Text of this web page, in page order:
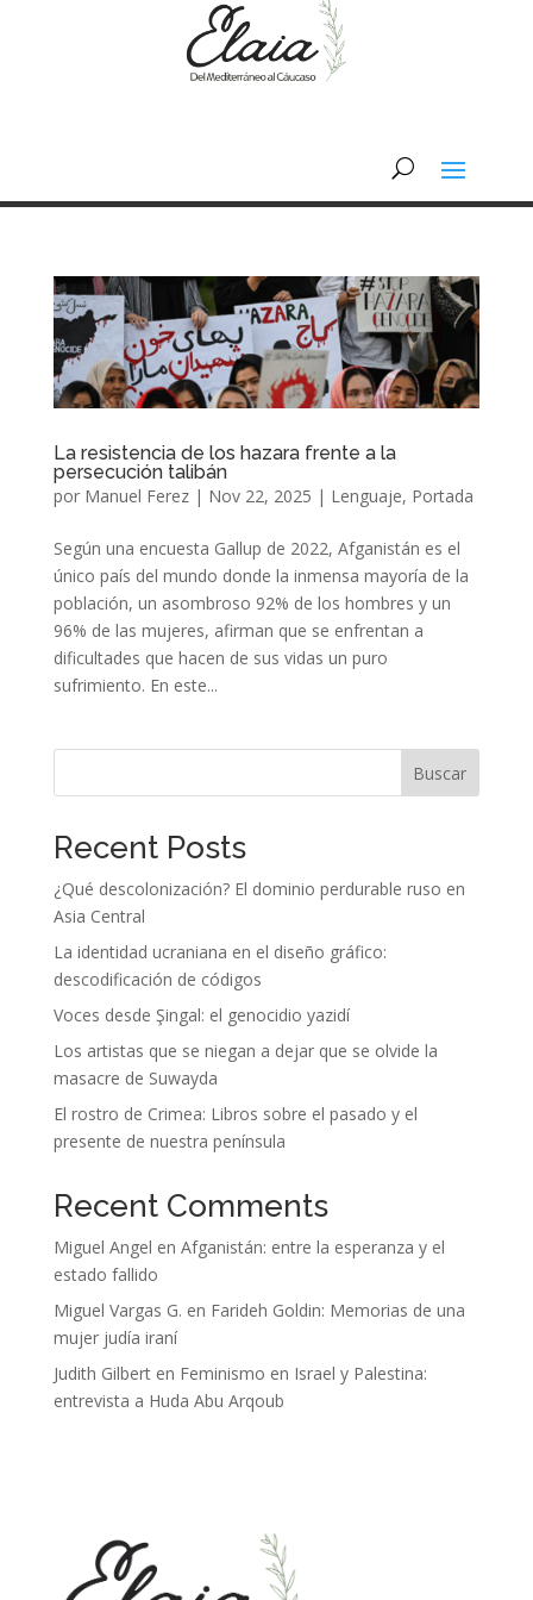
La resistencia de los hazara frente a la
persecución talibán
por Manuel Ferez| Nov 22, 2025 | Lenguaje, Portada
Según una encuesta Gallup de 2022, Afganistán es el
único país del mundo donde la inmensa mayoría de la
población, un asombroso 92% de los hombres y un
96% de las mujeres, afirman que se enfrentan a
dificultades que hacen de sus vidas un puro
sufrimiento. En este...
Buscar
Recent Posts
¿Qué descolonización? El dominio perdurable ruso en
Asia Central
La identidad ucraniana en el diseño gráfico:
descodificación de códigos
Voces desde Şingal: el genocidio yazidí
Los artistas que se niegan a dejar que se olvide la
masacre de Suwayda
El rostro de Crimea: Libros sobre el pasado y el
presente de nuestra península
Recent Comments
Miguel Angel en Afganistán: entre la esperanza y el
estado fallido
Miguel Vargas G. en Farideh Goldin: Memorias de una
mujer judía iraní
Judith Gilberten Feminismo en Israel y Palestina:
entrevista a Huda Abu Arqoub